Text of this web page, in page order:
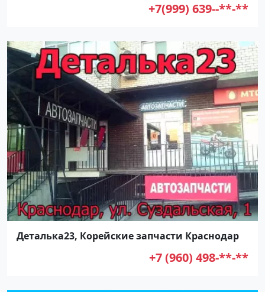
+7(999) 639--**-**
Деталька23, Корейские запчасти Краснодар
+7 (960) 498-**-**